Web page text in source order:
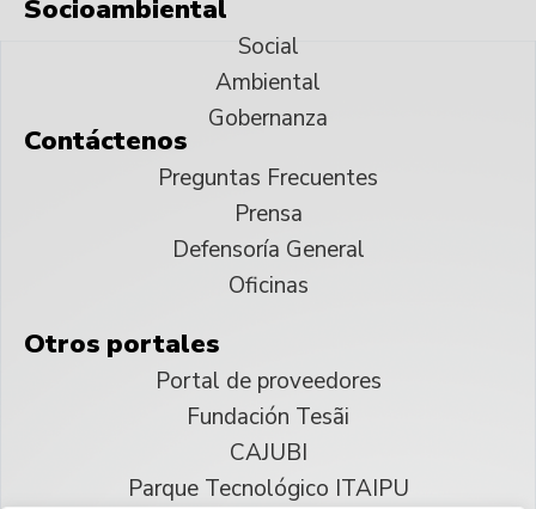
Socioambiental
Social
Ambiental
Gobernanza
Contáctenos
Preguntas Frecuentes
Prensa
Defensoría General
Oficinas
Otros portales
Portal de proveedores
Fundación Tesãi
CAJUBI
Parque Tecnológico ITAIPU